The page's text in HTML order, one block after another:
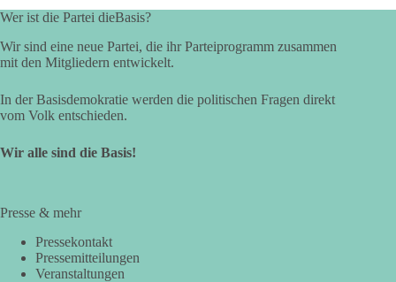
Wer ist die Partei dieBasis?
Wir sind eine neue Partei, die ihr Parteiprogramm zusammen
mit den Mitgliedern entwickelt.
In der Basisdemokratie werden die politischen Fragen direkt
vom Volk entschieden.
Wir alle sind die Basis!
Presse & mehr
Pressekontakt
Pressemitteilungen
Veranstaltungen